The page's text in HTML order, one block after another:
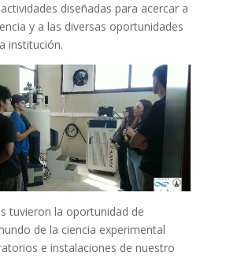
diseñadas para acercar a
y a las diversas oportunidades
institución.
tuvieron la oportunidad de
de la ciencia experimental
e instalaciones de nuestro